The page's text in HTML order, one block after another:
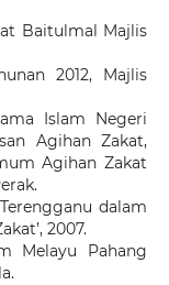
Baitulmal Majlis
2012, Majlis
Islam Negeri
Agihan Zakat,
Agihan Zakat
dalam
2007.
Melayu Pahang